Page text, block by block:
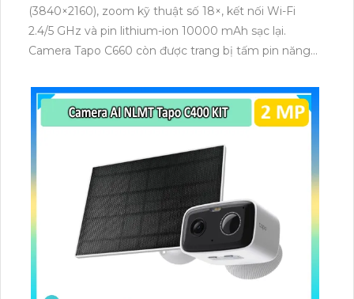
(3840×2160), zoom kỹ thuật số 18×, kết nối Wi-Fi
2.4/5 GHz và pin lithium-ion 10000 mAh sạc lại.
Camera Tapo C660 còn được trang bị tấm pin năng
thú cưng, phương tiện, lưu trữ thẻ microSD tối đa 512
GB.